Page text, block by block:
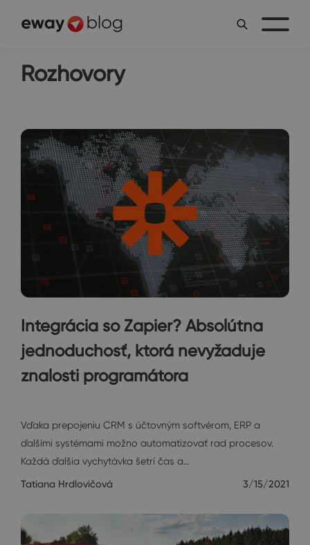
Rozhovory
Integrácia so Zapier? Absolútna
jednoduchosť, ktorá nevyžaduje
znalosti programátora
Vďaka prepojeniu CRM s účtovným softvérom, ERP a
ďalšími systémami možno automatizovať rad procesov.
Každá ďalšia vychytávka šetrí čas a…
Tatiana Hrdlovičová 3/15/2021